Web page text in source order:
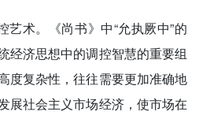
艺术。《尚书》中“允执厥中”的
经济思想中的调控智慧的重要组
度复杂性，往往需要更加准确地
展社会主义市场经济，使市场在